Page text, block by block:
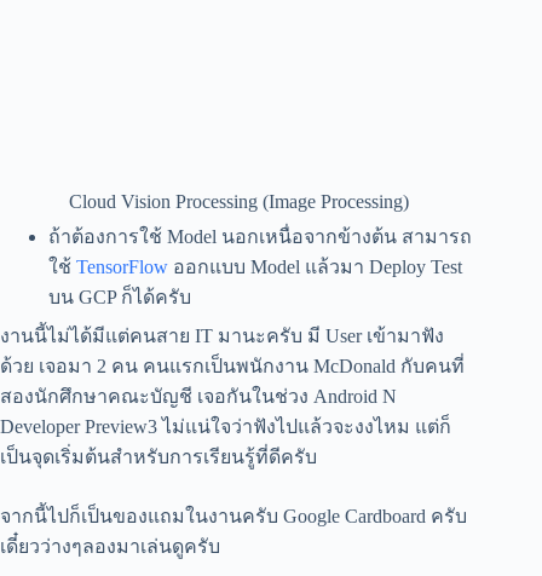
Cloud Vision Processing (Image Processing)
ถ้าต้องการใช้ Model นอกเหนื่อจากข้างต้น สามารถ
ใช้ TensorFlow ออกแบบ Model แล้วมา Deploy Test
บน GCP ก็ได้ครับ
งานนี้ไม่ได้มีแต่คนสาย IT มานะครับ มี User เข้ามาฟัง
ด้วย เจอมา 2 คน คนแรกเป็นพนักงาน McDonald กับคนที่
สองนักศึกษาคณะบัญชี เจอกันในช่วง Android N
Developer Preview3 ไม่แน่ใจว่าฟังไปแล้วจะงงไหม แต่ก็
เป็นจุดเริ่มต้นสำหรับการเรียนรู้ที่ดีครับ
จากนี้ไปก็เป็นของแถมในงานครับ Google Cardboard ครับ
เดี๋ยวว่างๆลองมาเล่นดูครับ